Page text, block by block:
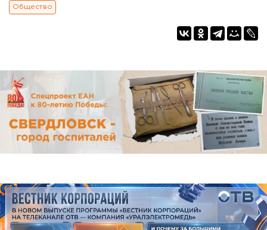
Общество